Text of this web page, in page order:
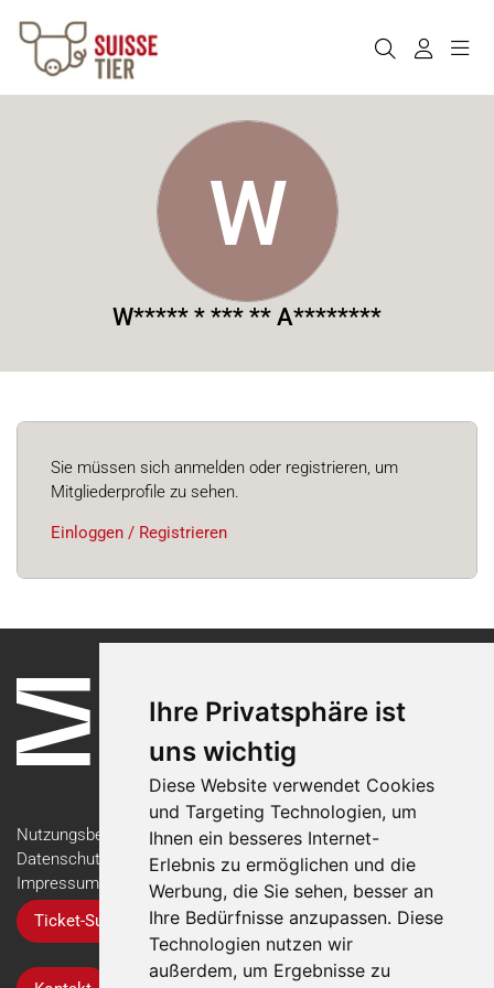
Ihre Privatsphäre ist
uns wichtig
Diese Website verwendet Cookies
und Targeting Technologien, um
Ihnen ein besseres Internet-
Erlebnis zu ermöglichen und die
Werbung, die Sie sehen, besser an
Ihre Bedürfnisse anzupassen. Diese
Technologien nutzen wir
außerdem, um Ergebnisse zu
W
W***** * *** ** A********
Sie müssen sich anmelden oder registrieren, um
Mitgliederprofile zu sehen.
Einloggen / Registrieren
Nutzungsbedingungen
Datenschutzerklärung
Impressum
Ticket-Support